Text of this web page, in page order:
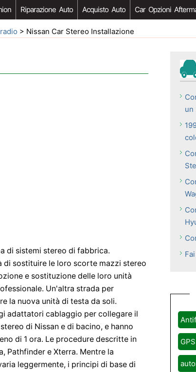
Riparazione Auto Acquisto Auto Car Opzioni
> Nissan Car Stereo Installazione
di sistemi stereo di fabbrica.
di sostituire le loro scorte mazzi stereo
e sostituzione delle loro unità
Un'altra strada per
la nuova unità di testa da soli.
adattatori cablaggio per collegare il
di Nissan e di bacino, e hanno
di 1 ora. Le procedure descritte in
Pathfinder e Xterra. Mentre la
leggermente, i principi di base di
un